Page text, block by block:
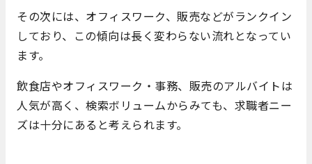
その次には、オフィスワーク、販売などがランクイン
しており、 この傾向は長く変わらない流れとなってい
ます。
飲食店やオフィスワーク・事務、販売のアルバイトは
人気が高く、検索ボリュームからみても、求職者ニー
ズは十分にあると考えられます。